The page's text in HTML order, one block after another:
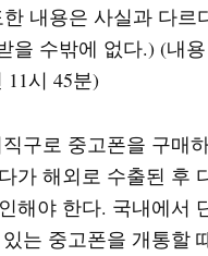
한 내용은 사실과 다르
을 수밖에 없다.) (내
11시 45분)
구로 중고폰을 구매
가 해외로 수출된 후
해야 한다. 국내에서
는 중고폰을 개통할